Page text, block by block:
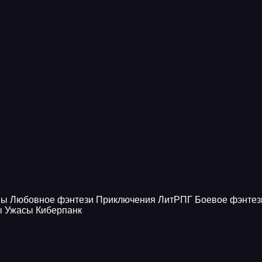
Любовное фэнтези Приключения ЛитРПГ Боевое
Ужасы Киберпанк